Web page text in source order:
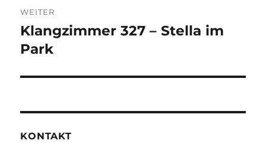
WEITER
Nächster
Beitrag:
Klangzimmer 327 – Stella im
Park
KONTAKT